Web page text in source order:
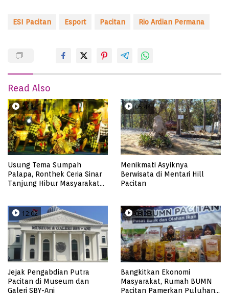
ESI Pacitan Esport Pacitan Rio Ardian Permana
Read Also
22:12
Usung Tema Sumpah
Palapa, Ronthek Ceria Sinar
Tanjung Hibur Masyarakat
05:44
Menikmati Asyiknya
Berwisata di Mentari Hill
Pacitan
12:02
Jejak Pengabdian Putra
Pacitan di Museum dan
Galeri SBY-Ani
03:29
Bangkitkan Ekonomi
Masyarakat, Rumah BUMN
Pacitan Pamerkan Puluhan